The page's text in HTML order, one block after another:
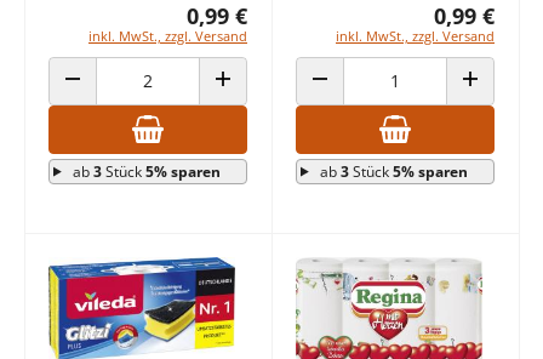
0,99 €
inkl. MwSt., zzgl. Versand
ANZAHL VERRINGERN ANZAHL ERHÖHEN
ab3Stück5% sparen
0,99 €
inkl. MwSt., zzgl. Versand
ANZAHL VERRINGERN ANZAHL
ab3Stück5% sparen